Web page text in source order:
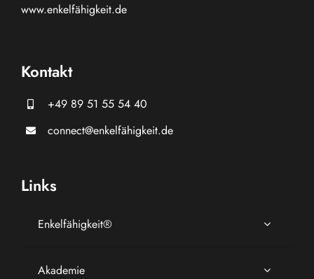
www.enkelfähigkeit.de
Kontakt
+49 89 51 55 54 40
connect@enkelfähigkeit.de
Links
Enkelfähigkeit®
Akademie